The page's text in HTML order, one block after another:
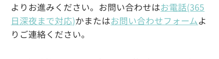
よりお進みください。お問い合わせはお電話(365
日深夜まで対応)かまたはお問い合わせフォームよ
りご連絡ください。